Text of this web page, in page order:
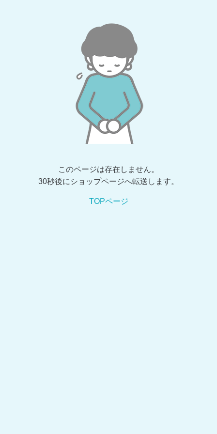
このページは存在しません。
30秒後にショップページへ転送します。
TOPページ